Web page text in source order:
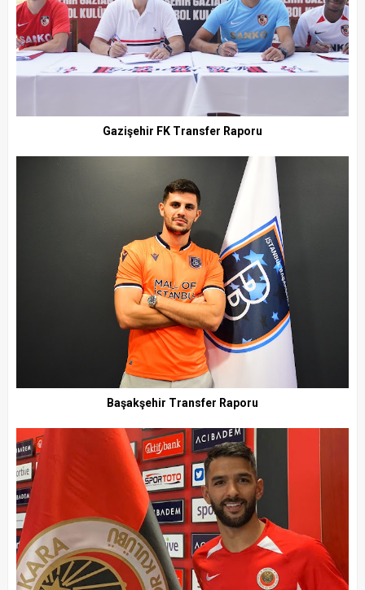
Gazişehir FK Transfer Raporu
Başakşehir Transfer Raporu